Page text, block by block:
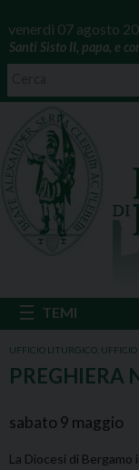
venerdì 07 agosto
Santi Sisto II, papa, e
UFFICIO LITURGICO
PREGHIERA
sabato 9 maggio
La Diocesi di